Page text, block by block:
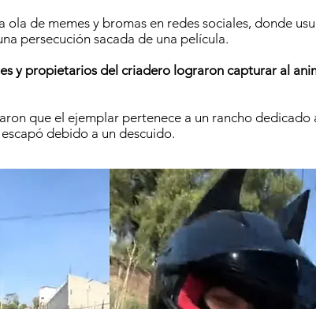
ola de memes y bromas en redes sociales, donde
persecución sacada de una película.
y propietarios del criadero lograron capturar al
que el ejemplar pertenece a un rancho dedicado
debido a un descuido.